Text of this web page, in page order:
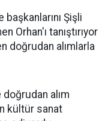
Şişli
Orhan'ı tanıştırıyor
doğrudan alımlarla
alım
kültür sanat